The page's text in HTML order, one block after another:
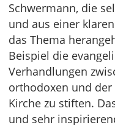
Schwermann, die
und aus einer
das Thema
Beispiel die
Verhandlungen
orthodoxen und
Kirche zu stiften.
und sehr